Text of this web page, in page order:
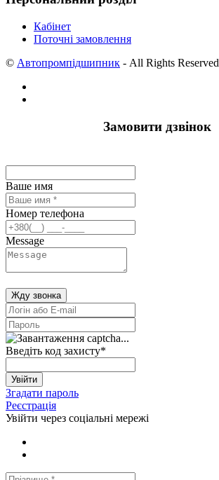
Кабінет
Поточні замовлення
© Автопромпідшипник - All Rights Reserved
Замовити дзвінок
Ваше имя
Номер телефона
Message
Жду звонка
Введіть код захисту*
Увійти
Згадати пароль
Реєстрація
Увійти через соціальні мережі